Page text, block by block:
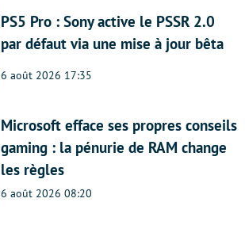
PS5 Pro : Sony active le PSSR 2.0
par défaut via une mise à jour bêta
6 août 2026 17:35
Microsoft efface ses propres conseils
gaming : la pénurie de RAM change
les règles
6 août 2026 08:20